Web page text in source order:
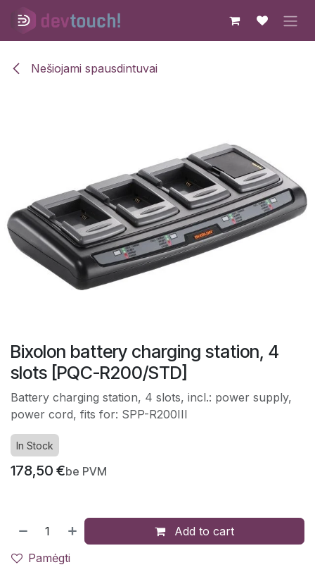
Skip to Content
Nešiojami spausdintuvai
Bixolon battery charging station, 4
slots [PQC-R200/STD]
Battery charging station, 4 slots, incl.: power supply,
power cord, fits for: SPP-R200III
In Stock
178,50 €be PVM
Add to cart
Pamėgti